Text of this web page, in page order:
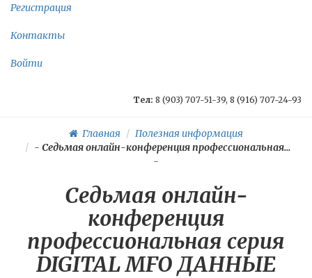
Регистрация
Контакты
Войти
Тел: 8 (903) 707-51-39, 8 (916) 707-24-93
Главная
Полезная информация
- Седьмая онлайн-конференция профессиональная...
-
Седьмая онлайн-
конференция
профессиональная серия
DIGITAL MFO ДАННЫЕ